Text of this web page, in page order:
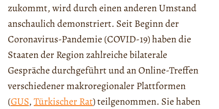
zukommt, wird durch einen anderen Umstand
anschaulich demonstriert. Seit Beginn der
Coronavirus-Pandemie (COVID-19) haben die
Staaten der Region zahlreiche bilaterale
Gespräche durchgeführt und an Online-Treffen
verschiedener makroregionaler Plattformen
(GUS,Türkischer Rat) teilgenommen. Sie haben